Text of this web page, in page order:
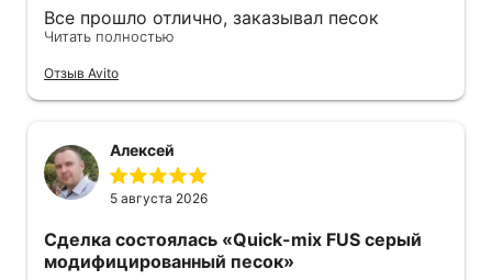
Все прошло отлично, заказывал песок
модифицированный. Продавец оперативно
Советую 👍
Читать полностью
Отзыв Avito
Алексей
5 августа 2026
Сделка состоялась «Quick-mix FUS серый
модифицированный песок»